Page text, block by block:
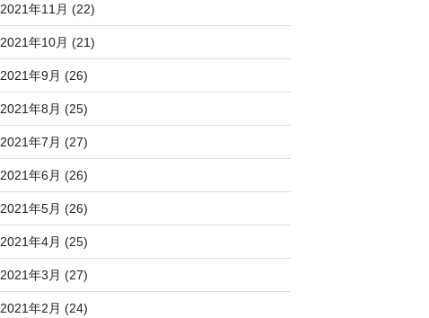
2021年11月 (22)
2021年10月 (21)
2021年9月 (26)
2021年8月 (25)
2021年7月 (27)
2021年6月 (26)
2021年5月 (26)
2021年4月 (25)
2021年3月 (27)
2021年2月 (24)